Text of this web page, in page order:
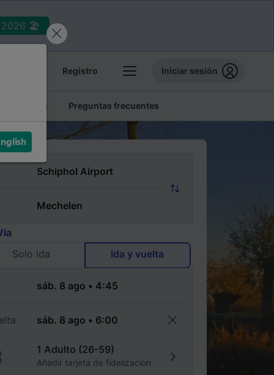
2026 🏖️
Registro Iniciar sesión
baratos Preguntas frecuentes
Solo ida
Ida y vuelta
1 Adulto (26-59)
Añadir tarjeta de fidelización